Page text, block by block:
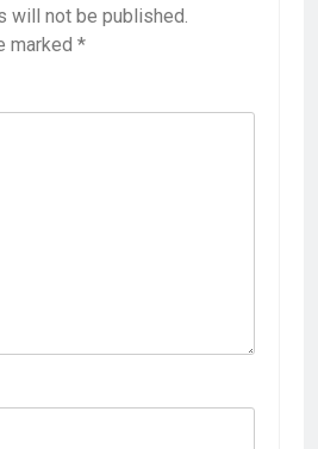
will not be published.
marked *